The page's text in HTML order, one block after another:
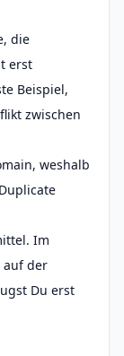
die
erst
Beispiel,
zwischen
weshalb
Im
auf der
Du erst